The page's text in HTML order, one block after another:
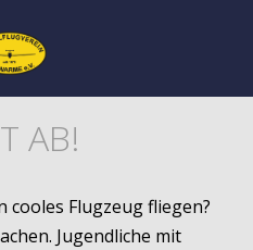
AB!
cooles Flugzeug fliegen?
Jugendliche mit